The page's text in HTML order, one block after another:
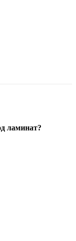
ламинат?